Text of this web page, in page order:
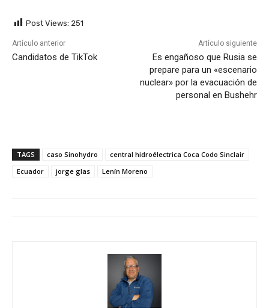
Post Views: 251
Artículo anterior
Candidatos de TikTok
Artículo siguiente
Es engañoso que Rusia se
prepare para un «escenario
nuclear» por la evacuación de
personal en Bushehr
TAGS caso Sinohydro
central hidroélectrica Coca Codo Sinclair
Ecuador
jorge glas Lenín Moreno